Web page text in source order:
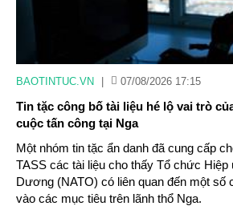
BAOTINTUC.VN 07/08/2026 17:15
Tin tặc công bố tài liệu hé lộ vai trò
cuộc tấn công tại Nga
Một nhóm tin tặc ẩn danh đã cung cấp
TASS các tài liệu cho thấy Tổ chức
Dương (NATO) có liên quan đến một số
vào các mục tiêu trên lãnh thổ Nga.